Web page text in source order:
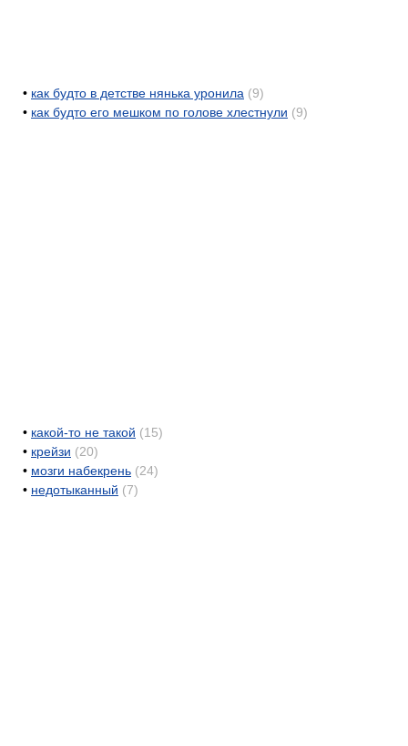
• как будто в детстве нянька уронила (9)
• как будто его мешком по голове хлестнули (9)
• какой-то не такой (15)
• крейзи (20)
• мозги набекрень (24)
• недотыканный (7)